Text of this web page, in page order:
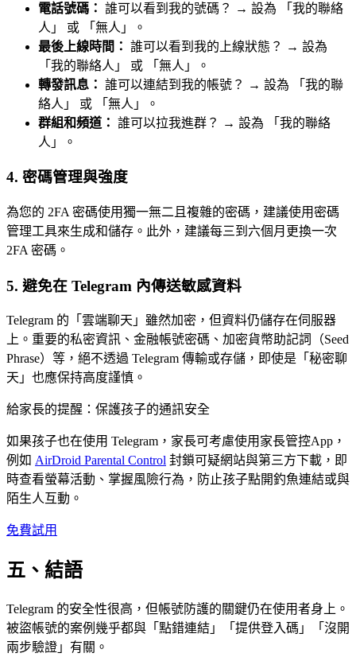
電話號碼： 誰可以看到我的號碼？ → 設為 「我的聯絡
人」 或 「無人」。
最後上線時間： 誰可以看到我的上線狀態？ → 設為
「我的聯絡人」 或 「無人」。
轉發訊息： 誰可以連結到我的帳號？ → 設為 「我的聯
絡人」 或 「無人」。
群組和頻道： 誰可以拉我進群？ → 設為 「我的聯絡
人」。
4. 密碼管理與強度
為您的 2FA 密碼使用獨一無二且複雜的密碼，建議使用密碼
管理工具來生成和儲存。此外，建議每三到六個月更換一次
2FA 密碼。
5. 避免在 Telegram 內傳送敏感資料
Telegram 的「雲端聊天」雖然加密，但資料仍儲存在伺服器
上。重要的私密資訊、金融帳號密碼、加密貨幣助記詞（Seed
Phrase）等，絕不透過 Telegram 傳輸或存儲，即使是「秘密聊
天」也應保持高度謹慎。
給家長的提醒：保護孩子的通訊安全
如果孩子也在使用 Telegram，家長可考慮使用家長管控App，
例如 AirDroid Parental Control 封鎖可疑網站與第三方下載，即
時查看螢幕活動、掌握風險行為，防止孩子點開釣魚連結或與
陌生人互動。
免費試用
五、結語
Telegram 的安全性很高，但帳號防護的關鍵仍在使用者身上。
被盜帳號的案例幾乎都與「點錯連結」「提供登入碼」「沒開
兩步驗證」有關。